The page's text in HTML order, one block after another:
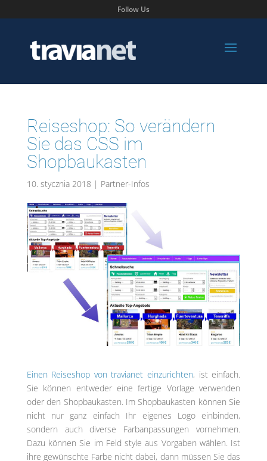
Follow Us
Reiseshop: So verändern
Sie das CSS im
Shopbaukasten
10. stycznia 2018 | Partner-Infos
Einen Reiseshop von travianet einzurichten, ist einfach.
Sie können entweder eine fertige Vorlage verwenden
oder den Shopbaukasten. Im Shopbaukasten können Sie
nicht nur ganz einfach Ihr eigenes Logo einbinden,
sondern auch diverse Farbanpassungen vornehmen.
Dazu können Sie im Feld style aus Vorgaben wählen. Ist
ihre gewünschte Farbe nicht dabei, dann müssen Sie das